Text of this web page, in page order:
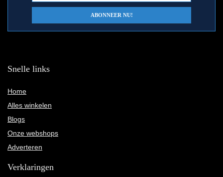
Snelle links
Home
Alles winkelen
Blogs
Onze webshops
Adverteren
Verklaringen